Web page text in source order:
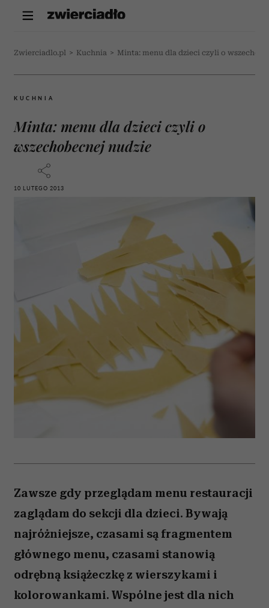
Zwierciadlo.pl > Kuchnia > Minta: menu dla dzieci czyli o
KUCHNIA
Minta: menu dla dzieci czyli o
wszechobecnej nudzie
10 LUTEGO 2013
Zawsze gdy przeglądam menu restauracji
zaglądam do sekcji dla dzieci. Bywają
najróżniejsze, czasami są fragmentem
głównego menu, czasami stanowią
odrębną książeczkę z wierszykami i
kolorowankami. Wspólne jest dla nich